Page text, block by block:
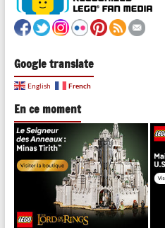
Google translate
English French
En ce moment